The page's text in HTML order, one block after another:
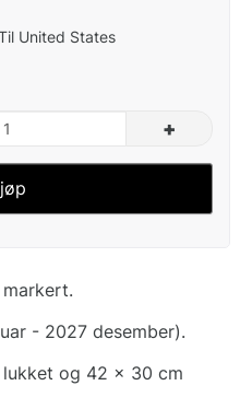
United States
+
- 2027 desember).
og 42 x 30 cm